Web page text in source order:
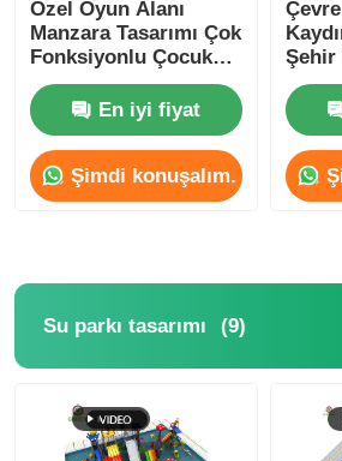
Özel Oyun Alanı
Manzara Tasarımı Çok
Fonksiyonlu Çocuk
Oyun Alanı Ekipmanı
En iyi fiyat
Şimdi konuşalım.
Şehir
Su parkı tasarımı (9)